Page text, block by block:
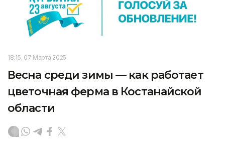
18:15, 07 Марта 2025
Весна среди зимы — как работает
цветочная ферма в Костанайской
области